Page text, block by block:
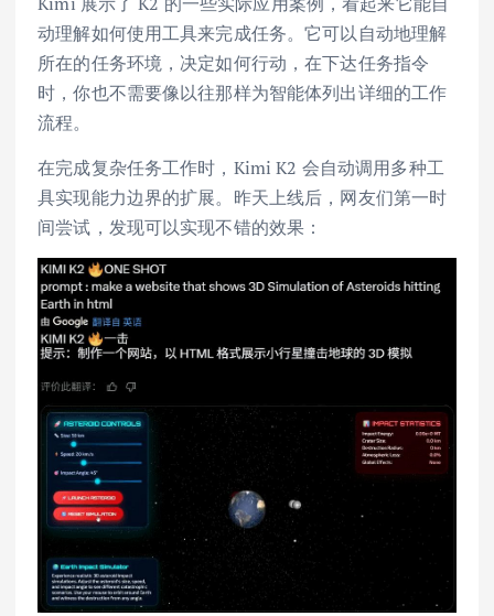
动理解如何使用工具来完成任务。它可以自动地理解
所在的任务环境，决定如何行动，在下达任务指令
时，你也不需要像以往那样为智能体列出详细的工作
流程。
在完成复杂任务工作时，Kimi K2 会自动调用多种工
具实现能力边界的扩展。昨天上线后，网友们第一时
间尝试，发现可以实现不错的效果：